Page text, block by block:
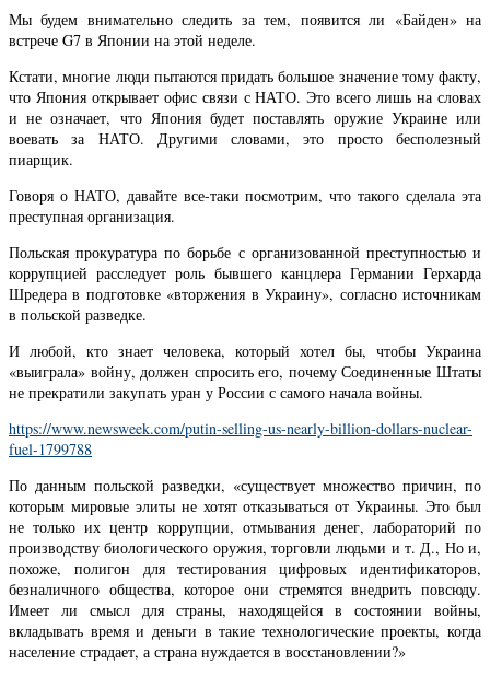
Мы будем внимательно следить за тем, появится ли «Байден» на
встрече G7 в Японии на этой неделе.
Кстати, многие люди пытаются придать большое значение тому факту,
что Япония открывает офис связи с НАТО. Это всего лишь на словах
и не означает, что Япония будет поставлять оружие Украине или
воевать за НАТО. Другими словами, это просто бесполезный
пиарщик.
Говоря о НАТО, давайте все-таки посмотрим, что такого сделала эта
преступная организация.
Польская прокуратура по борьбе с организованной преступностью и
коррупцией расследует роль бывшего канцлера Германии Герхарда
Шредера в подготовке «вторжения в Украину», согласно источникам
в польской разведке.
И любой, кто знает человека, который хотел бы, чтобы Украина
«выиграла» войну, должен спросить его, почему Соединенные Штаты
не прекратили закупать уран у России с самого начала войны.
https://www.newsweek.com/putin-selling-us-nearly-billion-dollars-nuclear-
fuel-1799788
По данным польской разведки, «существует множество причин, по
которым мировые элиты не хотят отказываться от Украины. Это был
не только их центр коррупции, отмывания денег, лабораторий по
производству биологического оружия, торговли людьми и т. Д., Но и,
похоже, полигон для тестирования цифровых идентификаторов,
безналичного общества, которое они стремятся внедрить повсюду.
Имеет ли смысл для страны, находящейся в состоянии войны,
вкладывать время и деньги в такие технологические проекты, когда
население страдает, а страна нуждается в восстановлении?»